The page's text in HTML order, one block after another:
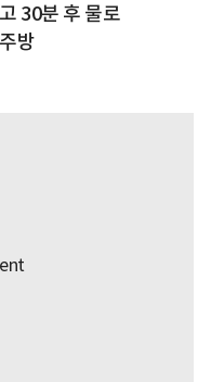
30분 후 물로
방